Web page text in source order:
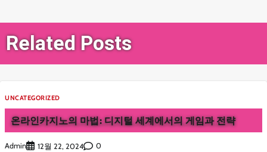
색
Related Posts
UNCATEGORIZED
온라인카지노의 마법: 디지털 세계에서의 게임과 전략
Admin 12월 22, 2024 0